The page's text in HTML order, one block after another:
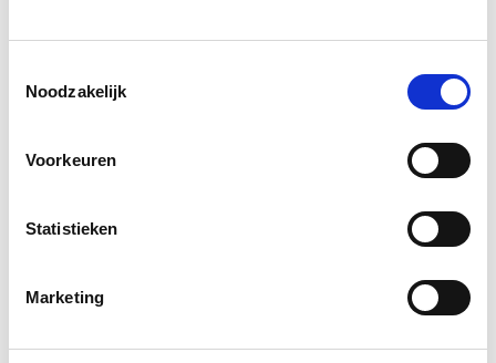
Noodzakelijk
Voorkeuren
Statistieken
Marketing
Deel deze pagina
Facebook
Andere bezoekers bekeken ook
Gerelateerd lesmateriaal